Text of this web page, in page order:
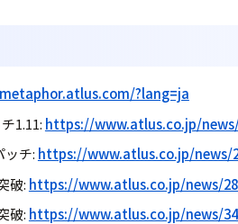
?lang=ja
1.11: https://www.atlus.co.jp/
ッチ: https://www.atlus.co.jp/news/
破: https://www.atlus.co.jp/news/
破: https://www.atlus.co.jp/news/